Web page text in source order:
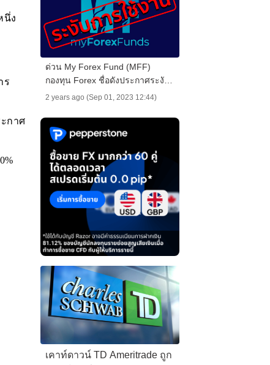
นึ่ง
ร
กาศ
ด่วน My Forex Fund (MFF)
กองทุน Forex ชื่อดังประกาศระงับ
การใช้งาน!!
2 years ago (Sep 01, 2023 12:44)
เคาท์ดาวน์ TD Ameritrade ถูก